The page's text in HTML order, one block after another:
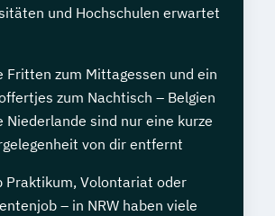
und Hochschulen erwartet
Fritten zum Mittagessen und ein
zum Nachtisch – Belgien
Niederlande sind nur eine kurze
von dir entfernt
Praktikum, Volontariat oder
– in NRW haben viele